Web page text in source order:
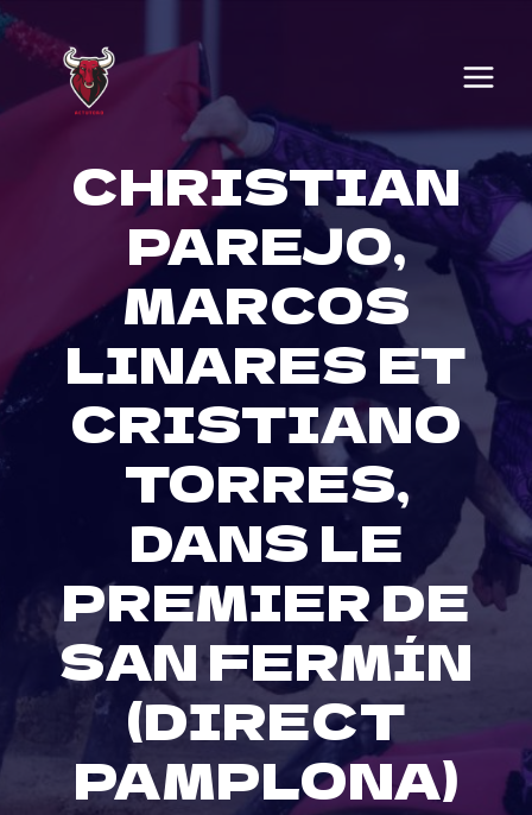
Skip
content
CHRISTIAN
PAREJO,
MARCOS
LINARES ET
CRISTIANO
TORRES,
DANS LE
PREMIER DE
SAN FERMÍN
(DIRECT
PAMPLONA)